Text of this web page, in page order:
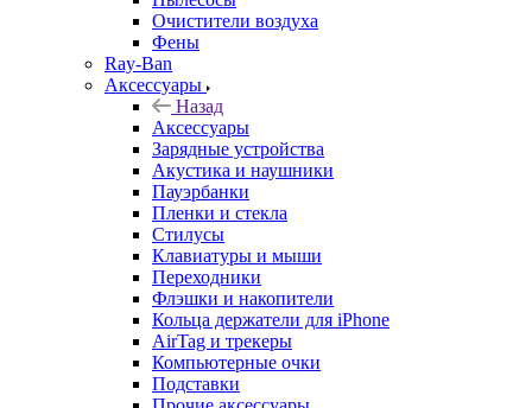
Очистители воздуха
Фены
Ray-Ban
Аксессуары
Назад
Аксессуары
Зарядные устройства
Акустика и наушники
Пауэрбанки
Пленки и стекла
Стилусы
Клавиатуры и мыши
Переходники
Флэшки и накопители
Кольца держатели для iPhone
AirTag и трекеры
Компьютерные очки
Подставки